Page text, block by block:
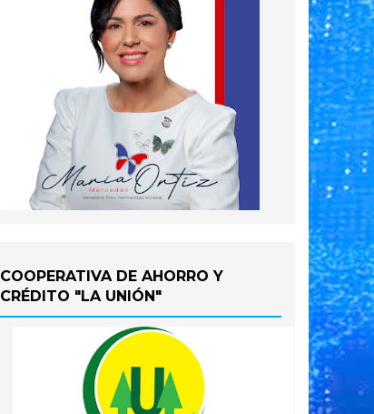
COOPERATIVA DE AHORRO Y
CRÉDITO "LA UNIÓN"